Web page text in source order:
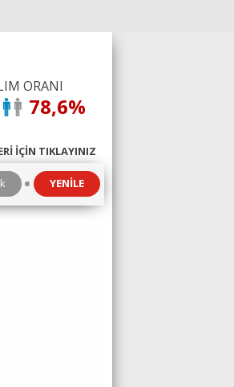
ORANI
78,6%
İÇİN TIKLAYINIZ
YENİLE